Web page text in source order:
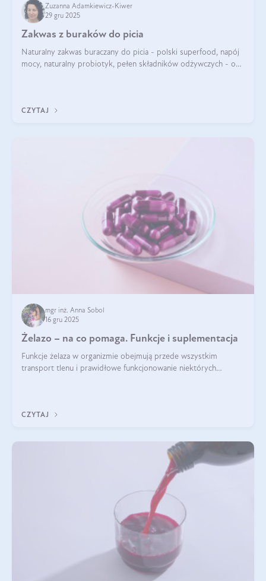
Zuzanna Adamkiewicz-Kiwer
29 gru 2025
Zakwas z buraków do picia
Naturalny zakwas buraczany do picia - polski superfood, napój
mocy, naturalny probiotyk, pełen składników odżywczych - o
CZYTAJ
mgr inż. Anna Sobol
16 gru 2025
Żelazo – na co pomaga. Funkcje i suplementacja
Funkcje żelaza w organizmie obejmują przede wszystkim
transport tlenu i prawidłowe funkcjonowanie niektórych
CZYTAJ